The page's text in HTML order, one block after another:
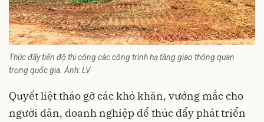
Thúc đẩy tiến độ thi công các công trình hạ tầng giao thông quan
trọng quốc gia. Ảnh: LV
Quyết liệt tháo gỡ các khó khăn, vướng mắc cho
người dân, doanh nghiệp để thúc đẩy phát triển